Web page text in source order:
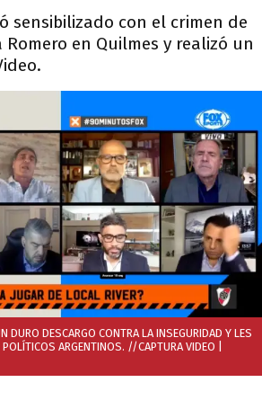
sensibilizado con el crimen de
en Quilmes y realizó un
DURO DESCARGO CONTRA LA INSEGURIDAD Y LES
ARGENTINOS. //CAPTURA VIDEO